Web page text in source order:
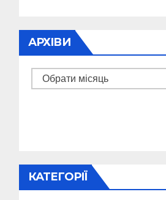
АРХІВИ
Архіви
КАТЕГОРІЇ